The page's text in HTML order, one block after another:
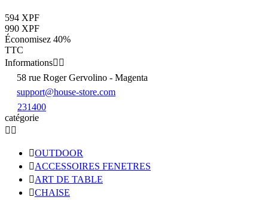
594 XPF
990 XPF
Économisez 40%
TTC
Informations 
58 rue Roger Gervolino - Magenta
support@house-store.com
231400
catégorie
 
OUTDOOR
ACCESSOIRES FENETRES
ART DE TABLE
CHAISE